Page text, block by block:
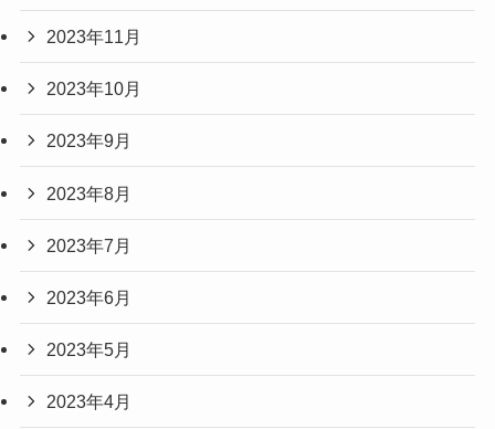
2023年11月
2023年10月
2023年9月
2023年8月
2023年7月
2023年6月
2023年5月
2023年4月